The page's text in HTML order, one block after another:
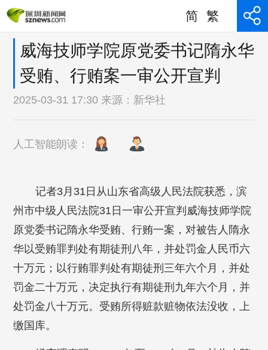
简 繁
威海技师学院原党委书记隋永华
受贿、行贿案一审公开宣判
2025-03-31 17:30 来源： 新华社
人工智能朗读：
记者3月31日从山东省高级人民法院获悉，滨
州市中级人民法院31日一审公开宣判威海技师学院
原党委书记隋永华受贿、行贿一案，对被告人隋永
华以受贿罪判处有期徒刑八年，并处罚金人民币六
十万元；以行贿罪判处有期徒刑三年六个月，并处
罚金二十万元，决定执行有期徒刑九年六个月，并
处罚金八十万元。受贿所得赃款赃物依法没收，上
缴国库。